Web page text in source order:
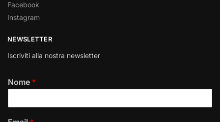
Facebook
Instagram
NEWSLETTER
Iscriviti alla nostra newsletter
Nome *